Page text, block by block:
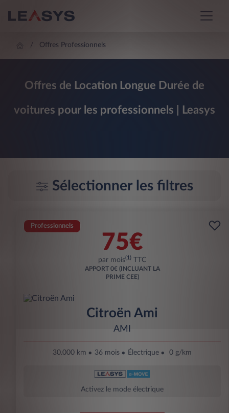
Offres Professionnels
Offres de Location Longue Durée de
voitures pour les professionnels | Leasys
Sélectionner les filtres
Professionnels
75€
par mois(1) TTC
APPORT 0€ (INCLUANT LA
PRIME CEE)
Citroën Ami
AMI
30.000 km 36 mois Électrique 0 g/km
Activez le mode électrique